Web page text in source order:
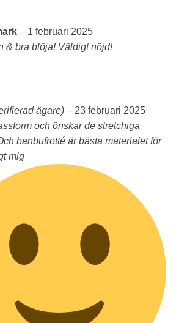
– 1 februari 2025
& bra blöja! Väldigt nöjd!
ägare) – 23 februari 2025
och önskar de stretchiga
banbufrotté är bästa materialet för
mig